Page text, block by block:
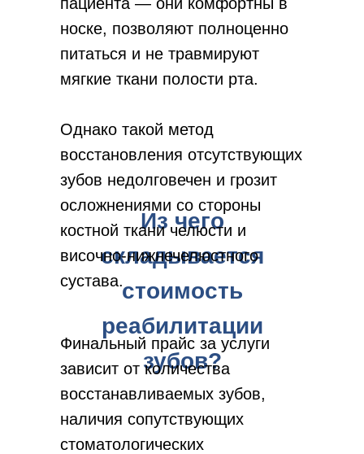
Из чего
складывается
стоимость
реабилитации
зубов?
носке, позволяют полноценно
питаться и не травмируют
мягкие ткани полости рта.
Однако такой метод
восстановления отсутствующих
зубов недолговечен и грозит
осложнениями со стороны
костной ткани челюсти и
височно-нижнечелюстного
сустава.
Финальный прайс за услуги
зависит от количества
восстанавливаемых зубов,
наличия сопутствующих
стоматологических